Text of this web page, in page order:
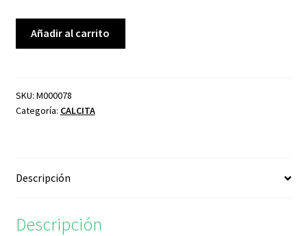
Añadir al carrito
SKU: M000078
Categoría: CALCITA
Descripción
Descripción